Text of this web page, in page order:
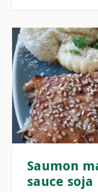
Saumon
sauce soja